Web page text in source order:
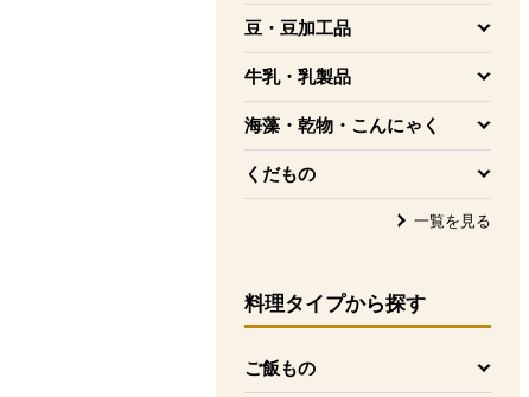
豆・豆加工品
を開く
牛乳・乳製品
を開く
海藻・乾物・こんにゃく
を開く
くだもの
を開く
一覧を見る
料理タイプから探す
ご飯もの
を開く